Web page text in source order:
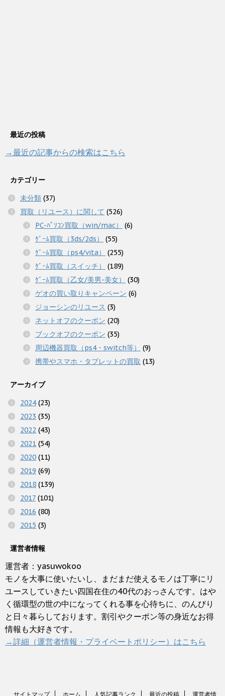
最近の投稿
→最近の記事からの検索はこちら
カテゴリー
未分類 (37)
買取（リユース）に関して (526)
PC-ﾊﾟｿｺﾝ買取（win/mac）
(6)
ｹﾞｰﾑ買取（3ds/2ds）
(55)
ｹﾞｰﾑ買取（ps4/vita）
(255)
ｹﾞｰﾑ買取（スイッチ）
(189)
ｹﾞｰﾑ買取（乙女/美男-美女）
(30)
ゲオの買い取りキャンペーン (6)
ジョーシンのリユース (3)
ネットオフのクーポン (20)
ブックオフのクーポン (35)
周辺機器買取（ps4・switch等）
(9)
携帯やスマホ・タブレットの買取 (13)
アーカイブ
2024(23)
2023 (35)
2022 (43)
2021 (54)
2020 (11)
2019 (69)
2018 (139)
2017 (101)
2016 (80)
2015 (3)
運営者情報
運営者：yasuwokoo
モノを大事に使いたいし、まだまだ使えるモノは丁寧にリ
ユースしていきたい四国在住の40代のおっさんです。はや
く循環型の世の中になってくれる事を心待ちに、のんびり
と日々暮らしております。割引やクーポン等の身近なお得
情報も大好きです。
→詳細（運営者情報・プライベートポリシー）はこちら
サイトマップ ホーム 人気記事ランク 最近の投稿 運営者情